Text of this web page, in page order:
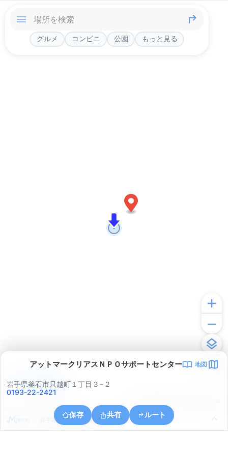
グルメ コンビニ 公園 もっと見る
アットマークリアスＮＰＯサポートセンター 地図
岩手県釜石市只越町１丁目３−２
0193-22-2421
保存 共有 ルート
岩手県釜石市釜石第１５地割
アプリで見る